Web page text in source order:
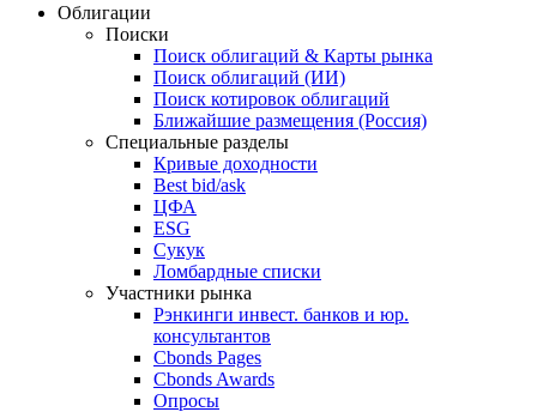
Облигации
Поиски
Поиск облигаций & Карты рынка
Поиск облигаций (ИИ)
Поиск котировок облигаций
Ближайшие размещения (Россия)
Специальные разделы
Кривые доходности
Best bid/ask
ЦФА
ESG
Сукук
Ломбардные списки
Участники рынка
Рэнкинги инвест. банков и юр.
консультантов
Cbonds Pages
Cbonds Awards
Опросы